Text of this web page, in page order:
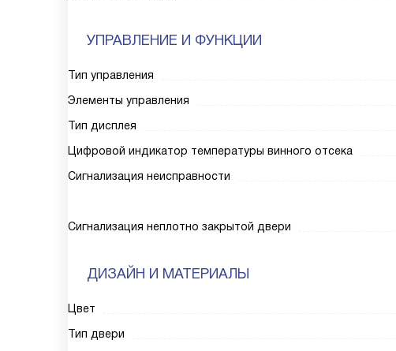
УПРАВЛЕНИЕ И ФУНКЦИИ
Тип управления
Элементы управления
Тип дисплея
Цифровой индикатор температуры винного отсека
Сигнализация неисправности
Сигнализация неплотно закрытой двери
ДИЗАЙН И МАТЕРИАЛЫ
Цвет
Тип двери